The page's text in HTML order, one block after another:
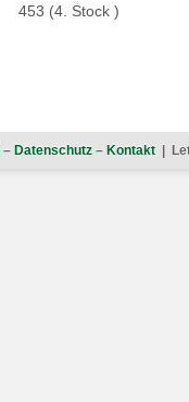
453 (4. Stock )
– Datenschutz– Kontakt|